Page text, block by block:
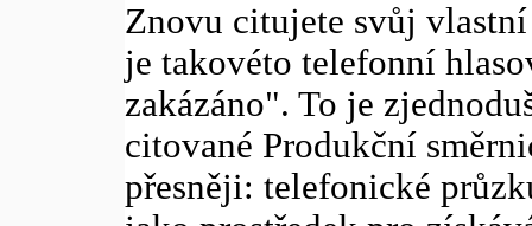
Znovu citujete svůj
je takovéto telefonní
zakázáno". To je
citované Produkční
přesněji: telefonické